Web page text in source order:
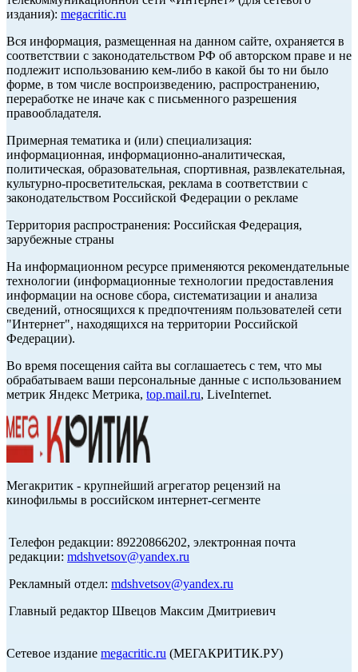
издания): megacritic.ru
Вся информация, размещенная на данном сайте, охраняется в
соответствии с законодательством РФ об авторском праве и не
подлежит использованию кем-либо в какой бы то ни было
форме, в том числе воспроизведению, распространению,
переработке не иначе как с письменного разрешения
правообладателя.
Примерная тематика и (или) специализация:
информационная, информационно-аналитическая,
политическая, образовательная, спортивная, развлекательная,
культурно-просветительская, реклама в соответствии с
законодательством Российской Федерации о рекламе
Территория распространения: Российская Федерация,
зарубежные страны
На информационном ресурсе применяются рекомендательные
технологии (информационные технологии предоставления
информации на основе сбора, систематизации и анализа
сведений, относящихся к предпочтениям пользователей сети
"Интернет", находящихся на территории Российской
Федерации).
Во время посещения сайта вы соглашаетесь с тем, что мы
обрабатываем ваши персональные данные с использованием
метрик Яндекс Метрика, top.mail.ru, LiveInternet.
Мегакритик - крупнейший агрегатор рецензий на
кинофильмы в российском интернет-сегменте
Телефон редакции: 89220866202, электронная почта
редакции: mdshvetsov@yandex.ru
Рекламный отдел: mdshvetsov@yandex.ru
Главный редактор Швецов Максим Дмитриевич
Сетевое издание megacritic.ru (МЕГАКРИТИК.РУ)